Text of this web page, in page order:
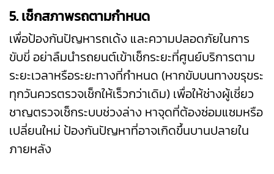
5. เช็กสภาพรถตามกำหนด
เพื่อป้องกันปัญหารถเด้ง และความปลอดภัยในการ
ขับขี่ อย่าลืมนำรถยนต์เข้าเช็กระยะที่ศูนย์บริการตาม
ระยะเวลาหรือระยะทางที่กำหนด (หากขับบนทางขรุขระ
ทุกวันควรตรวจเช็กให้เร็วกว่าเดิม) เพื่อให้ช่างผู้เชี่ยว
ชาญตรวจเช็กระบบช่วงล่าง หาจุดที่ต้องซ่อมแซมหรือ
เปลี่ยนใหม่ ป้องกันปัญหาที่อาจเกิดขึ้นบานปลายใน
ภายหลัง